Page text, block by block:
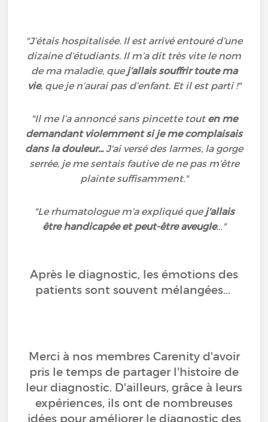
"J’étais hospitalisée. Il est arrivé entouré d’une
dizaine d’étudiants. Il m’a dit très vite le nom
de ma maladie, quej’allais souffrir toute ma
vie, que je n’aurai pas d’enfant. Et il est parti !"
"Il me l’a annoncé sans pincette touten me
demandant violemment si je me complaisais
dans la douleur...J'ai versé des larmes, la gorge
serrée, je me sentais fautive de ne pas m’être
plainte suffisamment."
"Le rhumatologue m'a expliqué quej'allais
être handicapée et peut-être aveugle…"
Après le diagnostic, les émotions des
patients sont souvent mélangées...
Merci à nos membres Carenity d'avoir
pris le temps de partager l'histoire de
leur diagnostic. D'ailleurs, grâce à leurs
expériences, ils ont de nombreuses
idées pour améliorer le diagnostic des